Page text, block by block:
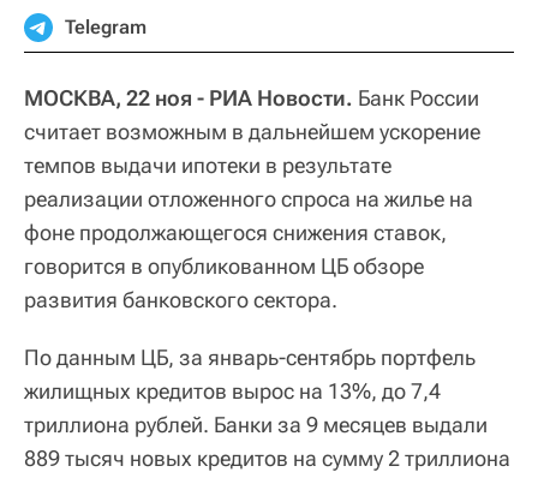
Telegram
МОСКВА, 22 ноя - РИА Новости. Банк России
считает возможным в дальнейшем ускорение
темпов выдачи ипотеки в результате
реализации отложенного спроса на жилье на
фоне продолжающегося снижения ставок,
говорится в опубликованном ЦБ обзоре
развития банковского сектора.
По данным ЦБ, за январь-сентябрь портфель
жилищных кредитов вырос на 13%, до 7,4
триллиона рублей. Банки за 9 месяцев выдали
889 тысяч новых кредитов на сумму 2 триллиона